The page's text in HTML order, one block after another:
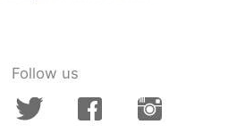
Follow us